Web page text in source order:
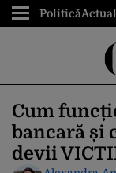
Politică
Cum
bancară și
devii